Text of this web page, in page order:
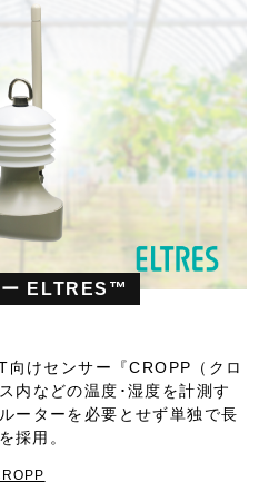
ー ELTRES™
けセンサー『CROPP（クロ
内などの温度･湿度を計測す
ーターを必要とせず単独で長
採用。